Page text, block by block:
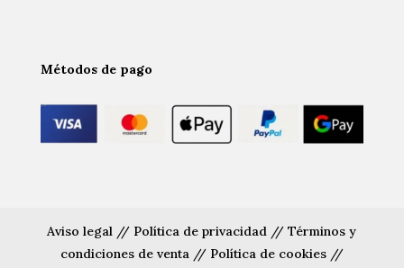
Métodos de pago
Aviso legal // Política de privacidad //Términos y
condiciones de venta// Política de cookies//